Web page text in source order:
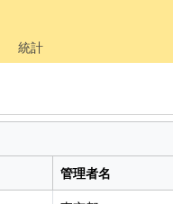
統計
管理者名